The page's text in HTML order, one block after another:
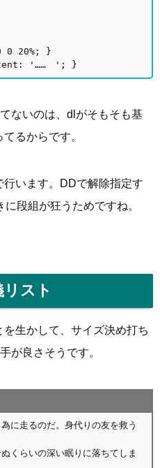
0 20%; }
'…… '; }
ないのは、dlがそもそも基
るからです。
います。DDで解除指定す
段組が狂うためですね。
スト
生かして、サイズ決め打ち
が良さそうです。
に走るのだ。身代りの友を救う
くらいの深い眠りに落ちてしま